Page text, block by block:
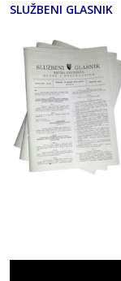
SLUŽBENI GLASNIK